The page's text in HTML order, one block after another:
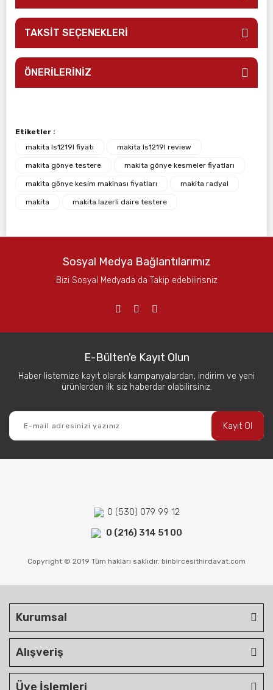
TAKSİT SEÇENEKLERİ
ÖNERİLERİNİZ
Etiketler :
makita ls1219l fiyatı
makita ls1219l review
makita gönye testere makita gönye kesmeler fiyatları
makita gönye kesim makinası fiyatları makita radyal
makita makita lazerli daire testere
Sosyal Medya Bağlantılarımız
Bizi Sosyal Medyada da Takip edebilirisniz
E-Bülten'e Kayıt Olun
Haber listemize kayıt olarak kampanyalardan, indirim ve yeni
ürünlerden ilk siz haberdar olabilirsiniz.
Kayıt Ol
0 (530) 079 99 12
0 (216) 314 51 00
Copyright © 2019 Tüm hakları saklıdır. binbircesithirdavat.com
Kurumsal
Alışveriş
Üye İşlemleri